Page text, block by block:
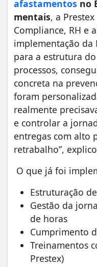
afastamentos no
mentais, a
Compliance, RH e
implementação da
para a estrutura
processos,
concreta na
foram
realmente
e controlar a
entregas com alto
retrabalho”,
O que já foi
Estruturação
Gestão da
de horas
Cumprimento
Treinamentos
Prestex)